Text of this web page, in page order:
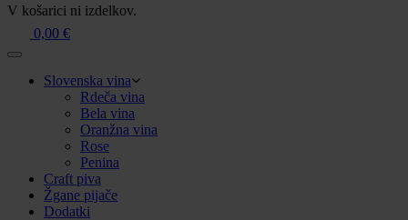
V košarici ni izdelkov.
0,00 €
Slovenska vina
Rdeča vina
Bela vina
Oranžna vina
Rose
Penina
Craft piva
Žgane pijače
Dodatki